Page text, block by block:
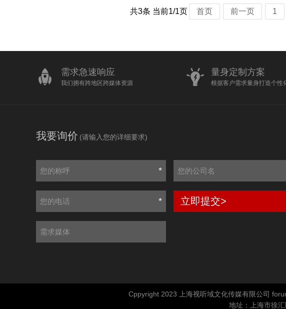
共3条 当前1/1页 首页 前一页 1
需求急速响应
我们拥有跨地区跨媒体资源
量身定制方案
根据客户需求量身打造个性
我要询价 (请输入您的详细要求)
*
* 立即提交>
Cppyright 2023 上海视听域文化传媒有限公司
地址：上海市徐